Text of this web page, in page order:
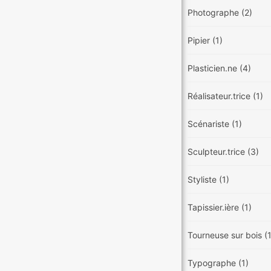
Photographe (2)
Pipier (1)
Plasticien.ne (4)
Réalisateur.trice (1)
Scénariste (1)
Sculpteur.trice (3)
Styliste (1)
Tapissier.ière (1)
Tourneuse sur bois
Typographe (1)